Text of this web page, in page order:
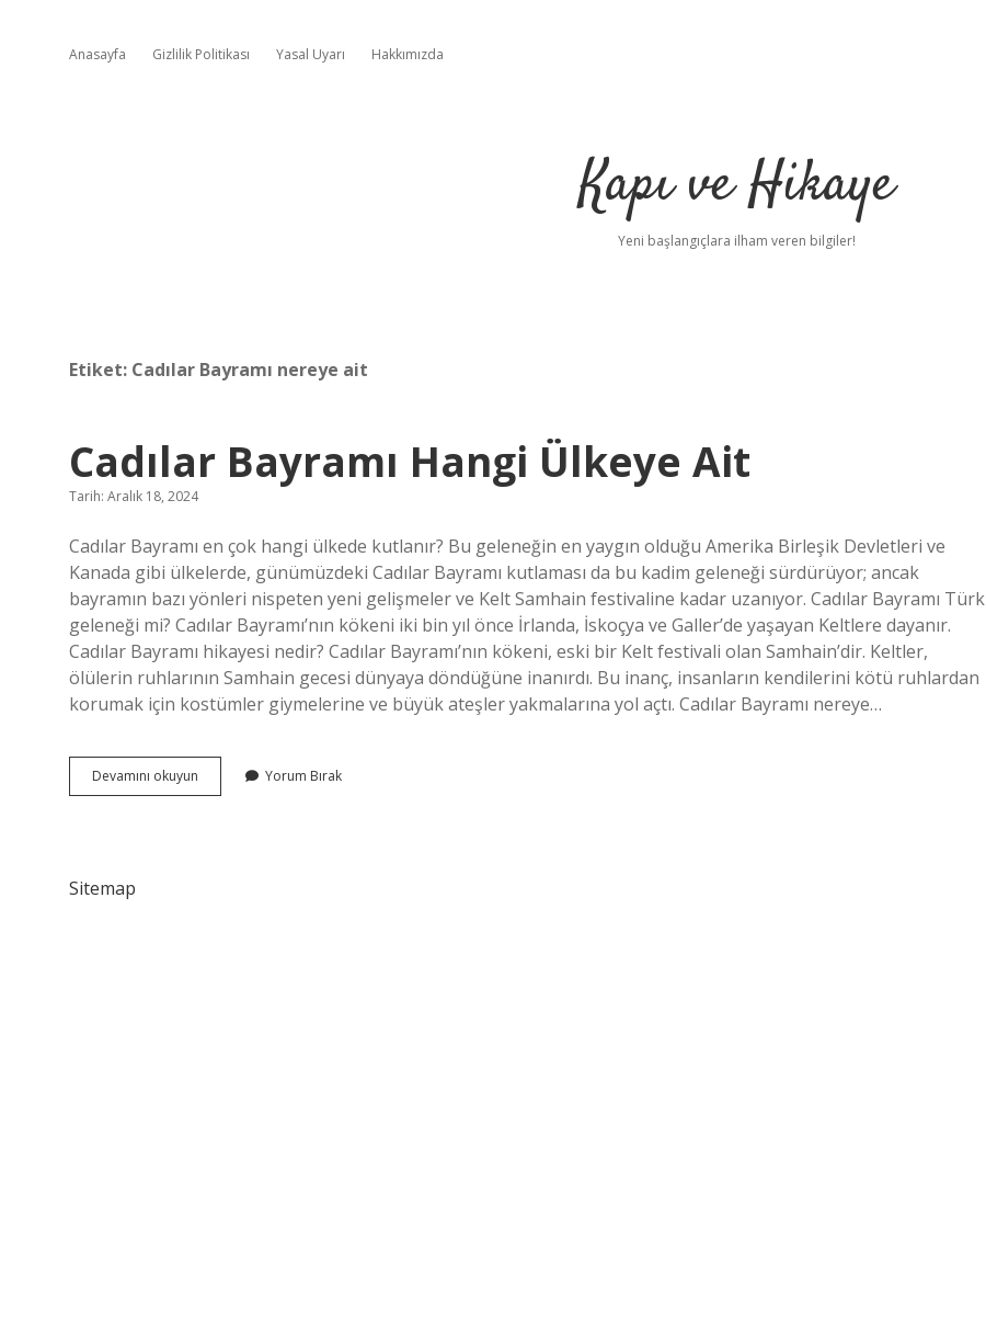
Anasayfa Gizlilik Politikası Yasal Uyarı Hakkımızda
Kapı ve Hikaye
Yeni başlangıçlara ilham veren bilgiler!
Etiket: Cadılar Bayramı nereye ait
Cadılar Bayramı Hangi Ülkeye Ait
Tarih: Aralık 18, 2024
Cadılar Bayramı en çok hangi ülkede kutlanır? Bu geleneğin en yaygın olduğu Amerika Birleşik Devletleri ve
Kanada gibi ülkelerde, günümüzdeki Cadılar Bayramı kutlaması da bu kadim geleneği sürdürüyor; ancak
bayramın bazı yönleri nispeten yeni gelişmeler ve Kelt Samhain festivaline kadar uzanıyor. Cadılar Bayramı Türk
geleneği mi? Cadılar Bayramı’nın kökeni iki bin yıl önce İrlanda, İskoçya ve Galler’de yaşayan Keltlere dayanır.
Cadılar Bayramı hikayesi nedir? Cadılar Bayramı’nın kökeni, eski bir Kelt festivali olan Samhain’dir. Keltler,
ölülerin ruhlarının Samhain gecesi dünyaya döndüğüne inanırdı. Bu inanç, insanların kendilerini kötü ruhlardan
korumak için kostümler giymelerine ve büyük ateşler yakmalarına yol açtı. Cadılar Bayramı nereye…
Devamını okuyun
Bayramı
Yorum Bırak
Sitemap